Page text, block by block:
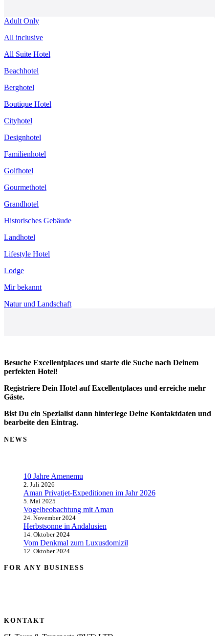
Adult Only
All inclusive
All Suite Hotel
Beachhotel
Berghotel
Boutique Hotel
Cityhotel
Designhotel
Familienhotel
Golfhotel
Gourmethotel
Grandhotel
Historisches Gebäude
Landhotel
Lifestyle Hotel
Lodge
Mir bekannt
Natur und Landschaft
Besuche Excellentplaces und starte die Suche nach Deinem
perfekten Hotel!
Registriere Dein Hotel auf Excellentplaces und erreiche mehr
Gäste.
Bist Du ein Spezialist dann hinterlege Deine Kontaktdaten und
bearbeite den Eintrag.
NEWS
10 Jahre Amenemu
2. Juli 2026
Aman Privatjet-Expeditionen im Jahr 2026
5. Mai 2025
Vogelbeobachtung mit Aman
24. November 2024
Herbstsonne in Andalusien
14. Oktober 2024
Vom Denkmal zum Luxusdomizil
12. Oktober 2024
FOR ANY BUSINESS
KONTAKT